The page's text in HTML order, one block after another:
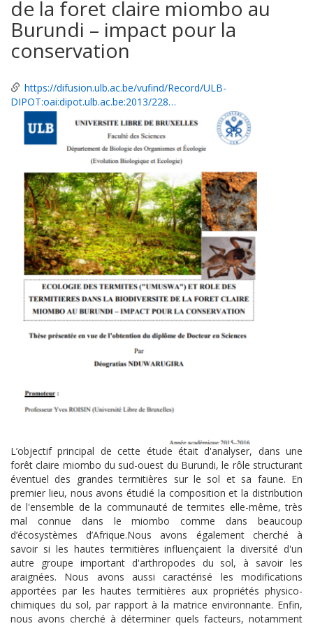
de la foret claire miombo au
Burundi – impact pour la
conservation
https://difusion.ulb.ac.be/vufind/Record/ULB-
DIPOT:oai:dipot.ulb.ac.be:2013/228…
L’objectif principal de cette étude était d'analyser, dans une
forêt claire miombo du sud-ouest du Burundi, le rôle structurant
éventuel des grandes termitières sur le sol et sa faune. En
premier lieu, nous avons étudié la composition et la distribution
de l'ensemble de la communauté de termites elle-même, très
mal connue dans le miombo comme dans beaucoup
d’écosystèmes d’Afrique.Nous avons également cherché à
savoir si les hautes termitières influençaient la diversité d'un
autre groupe important d'arthropodes du sol, à savoir les
araignées. Nous avons aussi caractérisé les modifications
apportées par les hautes termitières aux propriétés physico-
chimiques du sol, par rapport à la matrice environnante. Enfin,
nous avons cherché à déterminer quels facteurs, notamment